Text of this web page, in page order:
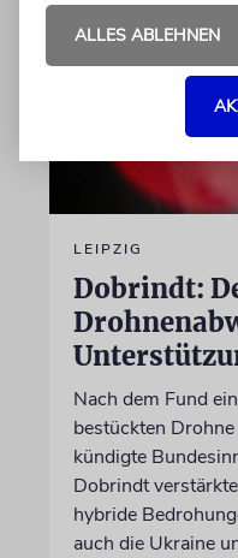
LEIPZIG
Dobrindt:
Nach dem Fund
bestückten
kündigte
Dobrindt
hybride
auch die Ukraine
ALLES ABLEHNEN